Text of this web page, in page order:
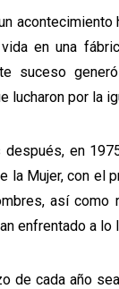
en una
suceso
lucharon por la
en
la Mujer, con el
así como
enfrentado a lo
de cada año